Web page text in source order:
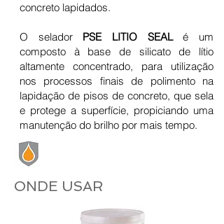
concreto lapidados.
O selador PSE LITIO SEALé um
composto à base de silicato de lítio
altamente concentrado, para utilização
nos processos finais de polimento na
lapidação de pisos de concreto, que sela
e protege a superfície, propiciando uma
manutenção do brilho por mais tempo.
ONDE USAR